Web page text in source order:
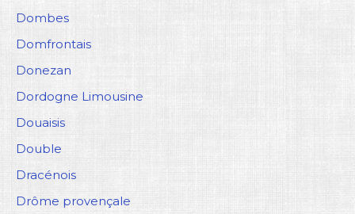
Dombes
Domfrontais
Donezan
Dordogne Limousine
Douaisis
Double
Dracénois
Drôme provençale